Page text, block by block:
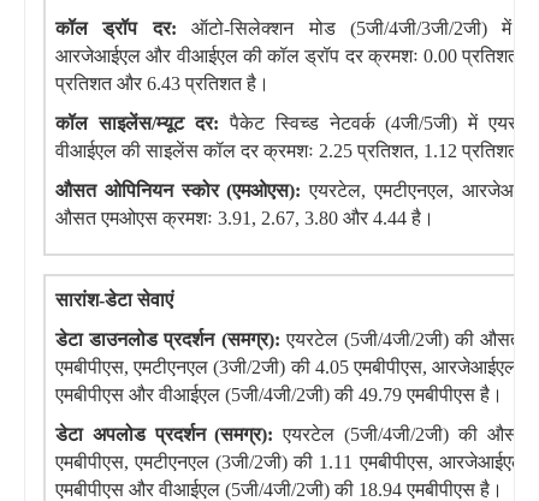
कॉल ड्रॉप दर: ऑटो-सिलेक्शन मोड (5जी/4जी/3जी/2जी) में
आरजेआईएल और वीआईएल की कॉल ड्रॉप दर क्रमशः 0.00 प्रतिशत,
प्रतिशत और 6.43 प्रतिशत है।
कॉल साइलेंस/म्यूट दर: पैकेट स्विच्ड नेटवर्क (4जी/5जी) में
वीआईएल की साइलेंस कॉल दर क्रमशः 2.25 प्रतिशत, 1.12 प्रतिशत
औसत ओपिनियन स्कोर (एमओएस): एयरटेल, एमटीएनएल,
औसत एमओएस क्रमशः 3.91, 2.67, 3.80 और 4.44 है।
सारांश-डेटा सेवाएं
डेटा डाउनलोड प्रदर्शन (समग्र): एयरटेल (5जी/4जी/2जी) की औसत
एमबीपीएस, एमटीएनएल (3जी/2जी) की 4.05 एमबीपीएस, आरजेआईएल
एमबीपीएस और वीआईएल (5जी/4जी/2जी) की 49.79 एमबीपीएस है।
डेटा अपलोड प्रदर्शन (समग्र): एयरटेल (5जी/4जी/2जी) की औसत
एमबीपीएस, एमटीएनएल (3जी/2जी) की 1.11 एमबीपीएस, आरजेआईएल
एमबीपीएस और वीआईएल (5जी/4जी/2जी) की 18.94 एमबीपीएस है।